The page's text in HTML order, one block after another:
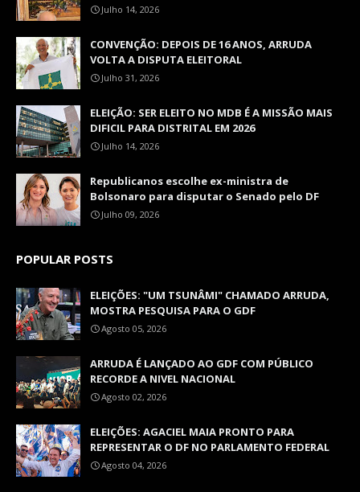
Julho 14, 2026
CONVENÇÃO: DEPOIS DE 16 ANOS, ARRUDA
VOLTA A DISPUTA ELEITORAL
Julho 31, 2026
ELEIÇÃO: SER ELEITO NO MDB É A MISSÃO MAIS
DIFICIL PARA DISTRITAL EM 2026
Julho 14, 2026
Republicanos escolhe ex-ministra de
Bolsonaro para disputar o Senado pelo DF
Julho 09, 2026
POPULAR POSTS
ELEIÇÕES: "UM TSUNÂMI" CHAMADO ARRUDA,
MOSTRA PESQUISA PARA O GDF
Agosto 05, 2026
ARRUDA É LANÇADO AO GDF COM PÚBLICO
RECORDE A NIVEL NACIONAL
Agosto 02, 2026
ELEIÇÕES: AGACIEL MAIA PRONTO PARA
REPRESENTAR O DF NO PARLAMENTO FEDERAL
Agosto 04, 2026